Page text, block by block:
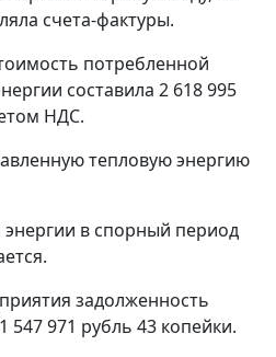
счета-фактуры.
потребленной
составила 2 618 995
НДС.
тепловую энергию
в спорный период
задолженность
547 971 рубль 43 копейки.